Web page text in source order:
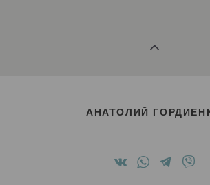
АНАТОЛИЙ